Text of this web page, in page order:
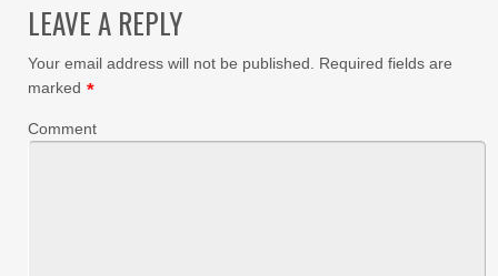
LEAVE A REPLY
Your email address will not be published.
Required fields are
marked *
Comment